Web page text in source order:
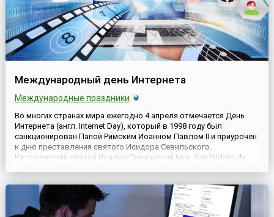
Международный день Интернета
Международные праздники
Во многих странах мира ежегодно 4 апреля отмечается День
Интернета (англ. Internet Day), который в 1998 году был
санкционирован Папой Римским Иоанном Павлом II и приурочен
к дню преставления святого Исидора Севильского.
Католический святой Исидор Севильский (исп. San Isidoro de